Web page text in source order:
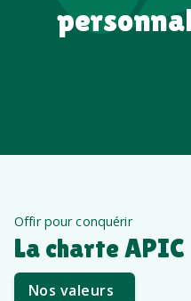
Offir pour conquérir
La charte APIC
Nos valeurs